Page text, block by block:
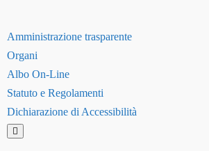
Amministrazione trasparente
Organi
Albo On-Line
Statuto e Regolamenti
Dichiarazione di Accessibilità
H
a